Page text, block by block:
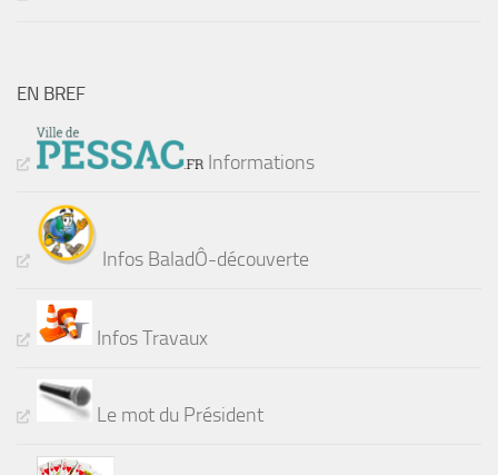
EN BREF
Informations
Infos BaladÔ-découverte
Infos Travaux
Le mot du Président